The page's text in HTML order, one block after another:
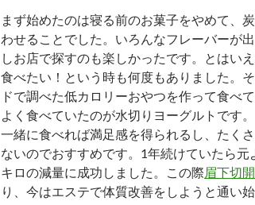
まず始めたのは寝る前のお菓子をやめて、
わせることでした。いろんなフレーバーが
しお店で探すのも楽しかったです。とはい
食べたい！という時も何度もありました。
ドで調べた低カロリーおやつを作って食べ
よく食べていたのが水切りヨーグルトです
一緒に食べれば満足感を得られるし、たく
ないのでおすすめです。1年続けていたら元
キロの減量に成功しました。この際眉下切
り、今はエステで体質改善をしようと通い始